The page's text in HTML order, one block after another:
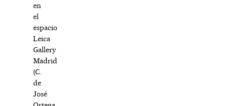
en
el
espacio
Leica
Gallery
Madrid
(C.
de
José